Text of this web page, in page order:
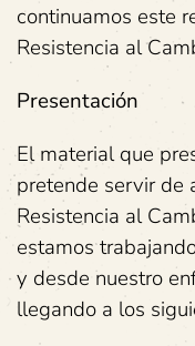
continuamos este
Resistencia al
Presentación
El material que
pretende servir de
Resistencia al
estamos
y desde nuestro
llegando a los